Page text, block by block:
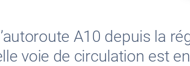
A10 depuis la
voie de circulation est